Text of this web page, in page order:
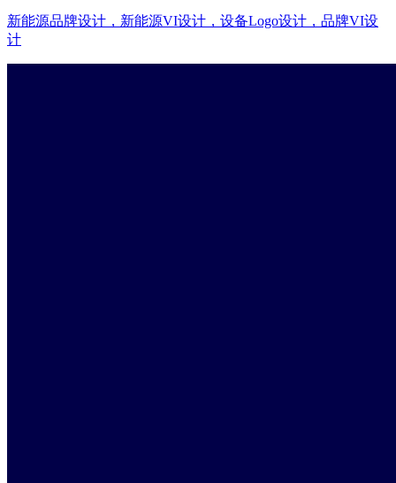
新能源品牌设计，新能源VI设计，设备Logo设计，品牌VI设
计